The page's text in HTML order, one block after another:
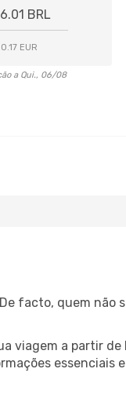
BRL
EUR
a Qui., 06/08
facto, quem
viagem a partir
essenciais